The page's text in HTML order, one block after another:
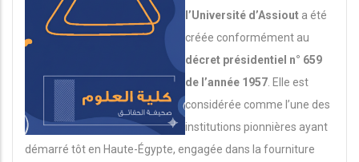
l’Université d’Assiout a été
créée conformément au
décret présidentiel n° 659
de l’année 1957 . Elle est
considérée comme l’une des
institutions pionnières ayant
démarré tôt en Haute-Égypte, engagée dans la fourniture